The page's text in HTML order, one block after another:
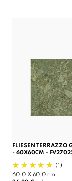
FLIESEN TERRAZZO
- 60X60CM -
(1)
60.0 X 60.0 cm